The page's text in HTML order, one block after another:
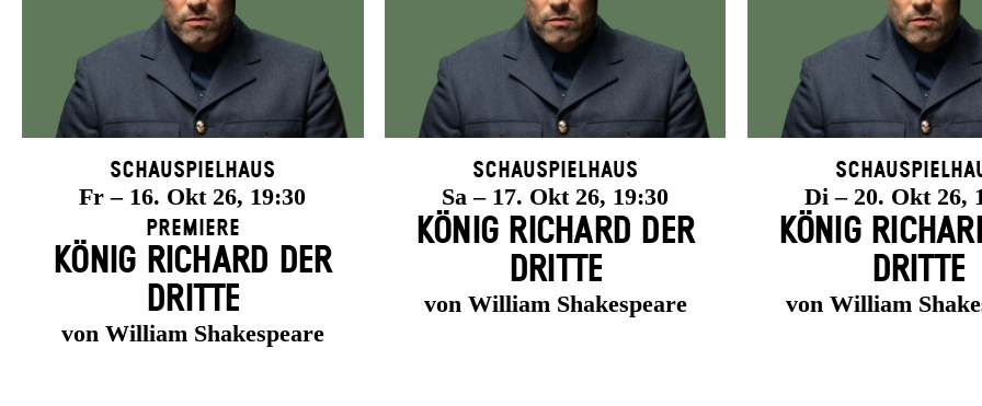
Schauspielhaus
Fr – 16. Okt 26, 19:30
Premiere
KÖNIG RICHARD DER
DRITTE
von William Shakespeare
Schauspielhaus
Sa – 17. Okt 26, 19:30
KÖNIG RICHARD DER
DRITTE
von William Shakespeare
Di – 20. Okt 26,
KÖNIG
DRITTE
von William